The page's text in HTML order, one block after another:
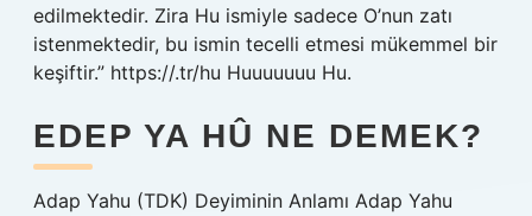
edilmektedir. Zira Hu ismiyle sadece O’nun zatı
istenmektedir, bu ismin tecelli etmesi mükemmel bir
keşiftir.” https://.tr/hu Huuuuuuu Hu.
EDEP YA HÛ NE DEMEK?
Adap Yahu (TDK) Deyiminin Anlamı Adap Yahu